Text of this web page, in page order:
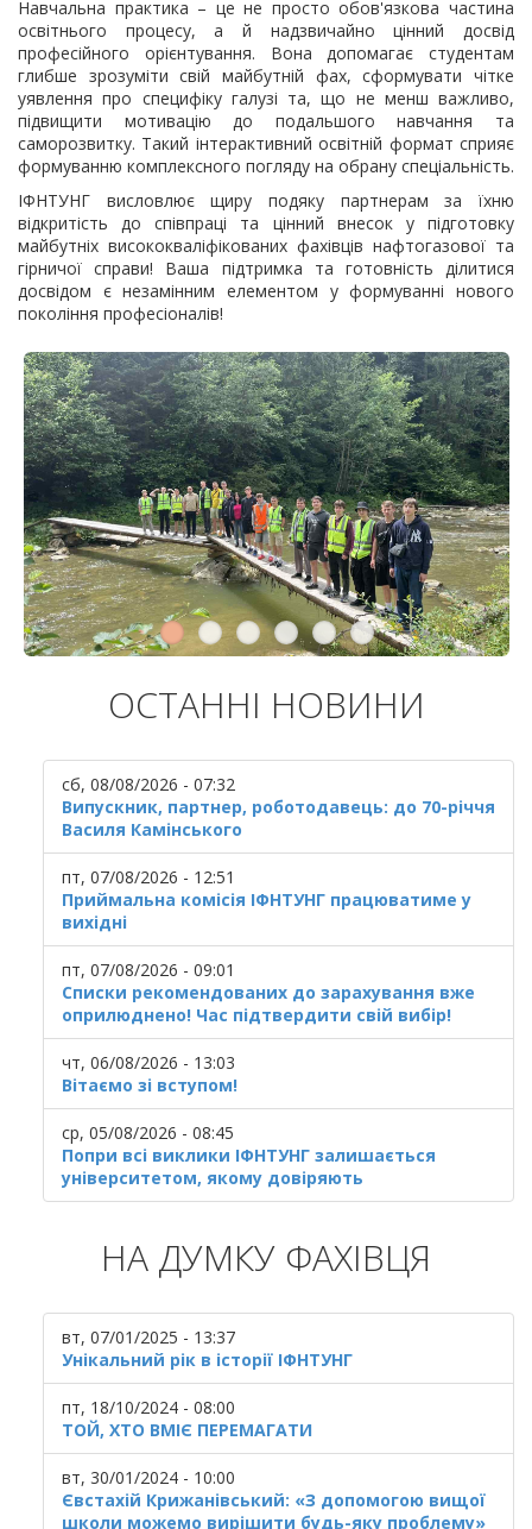
Навчальна практика – це не просто обов'язкова частина
освітнього процесу, а й надзвичайно цінний досвід
професійного орієнтування. Вона допомагає студентам
глибше зрозуміти свій майбутній фах, сформувати чітке
уявлення про специфіку галузі та, що не менш важливо,
підвищити мотивацію до подальшого навчання та
саморозвитку. Такий інтерактивний освітній формат сприяє
формуванню комплексного погляду на обрану спеціальність.
ІФНТУНГ висловлює щиру подяку партнерам за їхню
відкритість до співпраці та цінний внесок у підготовку
майбутніх висококваліфікованих фахівців нафтогазової та
гірничої справи! Ваша підтримка та готовність ділитися
досвідом є незамінним елементом у формуванні нового
покоління професіоналів!
ОСТАННІ НОВИНИ
сб, 08/08/2026 - 07:32
Випускник, партнер, роботодавець: до 70-річчя
Василя Камінського
пт, 07/08/2026 - 12:51
Приймальна комісія ІФНТУНГ працюватиме у
вихідні
пт, 07/08/2026 - 09:01
Списки рекомендованих до зарахування вже
оприлюднено! Час підтвердити свій вибір!
чт, 06/08/2026 - 13:03
Вітаємо зі вступом!
ср, 05/08/2026 - 08:45
Попри всі виклики ІФНТУНГ залишається
університетом, якому довіряють
НА ДУМКУ ФАХІВЦЯ
вт, 07/01/2025 - 13:37
Унікальний рік в історії ІФНТУНГ
пт, 18/10/2024 - 08:00
ТОЙ, ХТО ВМІЄ ПЕРЕМАГАТИ
вт, 30/01/2024 - 10:00
Євстахій Крижанівський: «З допомогою вищої
школи можемо вирішити будь-яку проблему»